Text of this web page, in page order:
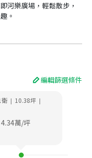
河樂廣場，輕鬆散步，
。
編輯篩選條件
衛 | 10.38坪 |
4.34萬/坪